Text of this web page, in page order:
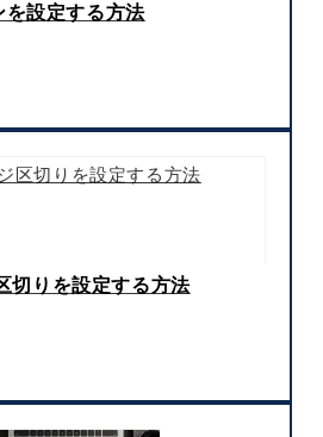
設定する方法
切りを設定する方法